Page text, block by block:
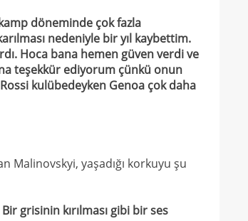
döneminde çok fazla
nedeniyle bir yıl kaybettim.
Hoca bana hemen güven verdi ve
teşekkür ediyorum çünkü onun
kulübedeyken Genoa çok daha
Malinovskyi, yaşadığı korkuyu şu
grisinin kırılması gibi bir ses